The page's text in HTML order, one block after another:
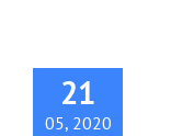
21
05, 2020